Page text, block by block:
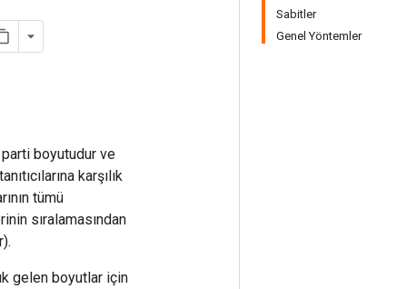
Sabitler
Genel Yöntemler
boyutudur ve
karşılık
tümü
sıralamasından
gelen boyutlar için